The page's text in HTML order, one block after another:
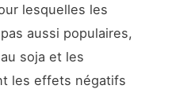
lesquelles les
aussi populaires,
soja et les
les effets négatifs